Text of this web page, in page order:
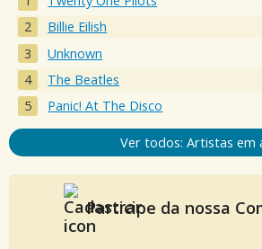
Billie Eilish
Unknown
The Beatles
Panic! At The Disco
Ver todos: Artistas em
Participe da nossa